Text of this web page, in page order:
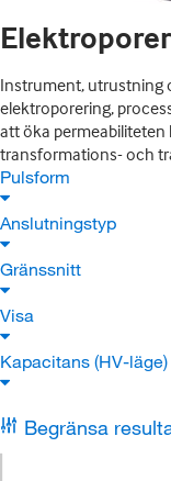
Instrument, utrustning
elektroporering,
att öka permeabiliteten
transformations- och
Pulsform
Anslutningstyp
Gränssnitt
Visa
Kapacitans (HV-läge)
Begränsa